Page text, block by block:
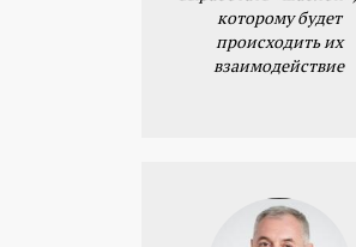
которому будет
происходить их
взаимодействие